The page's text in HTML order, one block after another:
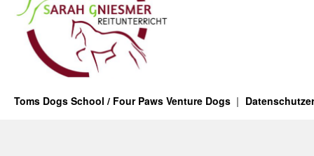
Toms Dogs School / Four Paws Venture Dogs